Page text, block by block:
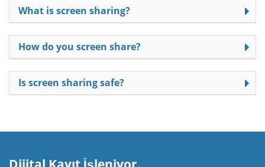
What is screen sharing?
How do you screen share?
Is screen sharing safe?